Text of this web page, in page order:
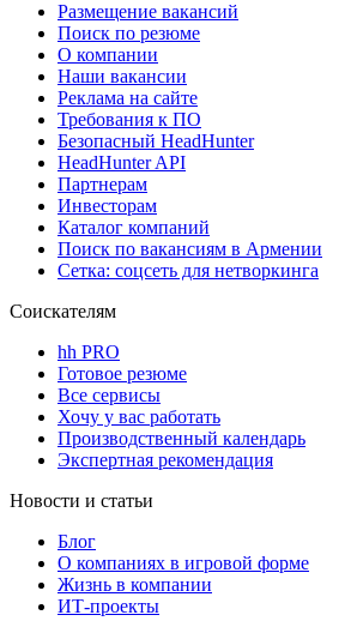
Размещение вакансий
Поиск по резюме
О компании
Наши вакансии
Реклама на сайте
Требования к ПО
Безопасный HeadHunter
HeadHunter API
Партнерам
Инвесторам
Каталог компаний
Поиск по вакансиям в Армении
Сетка: соцсеть для нетворкинга
Соискателям
hh PRO
Готовое резюме
Все сервисы
Хочу у вас работать
Производственный календарь
Экспертная рекомендация
Новости и статьи
Блог
О компаниях в игровой форме
Жизнь в компании
ИТ-проекты